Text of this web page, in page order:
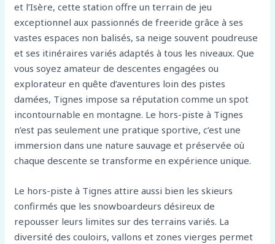
et l’Isère, cette station offre un terrain de jeu
exceptionnel aux passionnés de freeride grâce à ses
vastes espaces non balisés, sa neige souvent poudreuse
et ses itinéraires variés adaptés à tous les niveaux. Que
vous soyez amateur de descentes engagées ou
explorateur en quête d’aventures loin des pistes
damées, Tignes impose sa réputation comme un spot
incontournable en montagne. Le hors-piste à Tignes
n’est pas seulement une pratique sportive, c’est une
immersion dans une nature sauvage et préservée où
chaque descente se transforme en expérience unique.
Le hors-piste à Tignes attire aussi bien les skieurs
confirmés que les snowboardeurs désireux de
repousser leurs limites sur des terrains variés. La
diversité des couloirs, vallons et zones vierges permet